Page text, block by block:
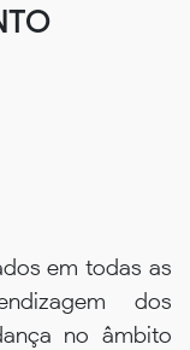
em todas as
dos
no âmbito